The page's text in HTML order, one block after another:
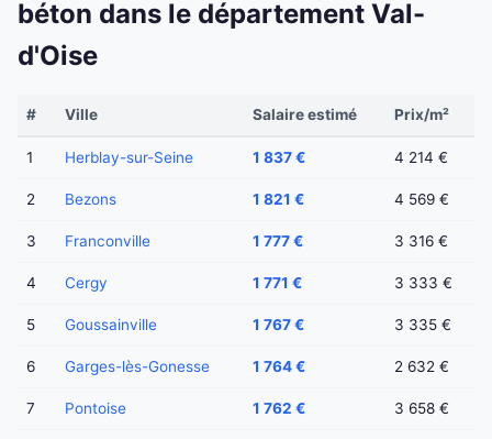
béton dans le département Val-
d'Oise
# Ville Salaire estimé Prix/m²
1 Herblay-sur-Seine 1 837 € 4 214 €
2 Bezons 1 821 € 4 569 €
3 Franconville 1 777 € 3 316 €
4 Cergy 1 771 € 3 333 €
5 Goussainville 1 767 € 3 335 €
6 Garges-lès-Gonesse 1 764 € 2 632 €
7 Pontoise 1 762 € 3 658 €